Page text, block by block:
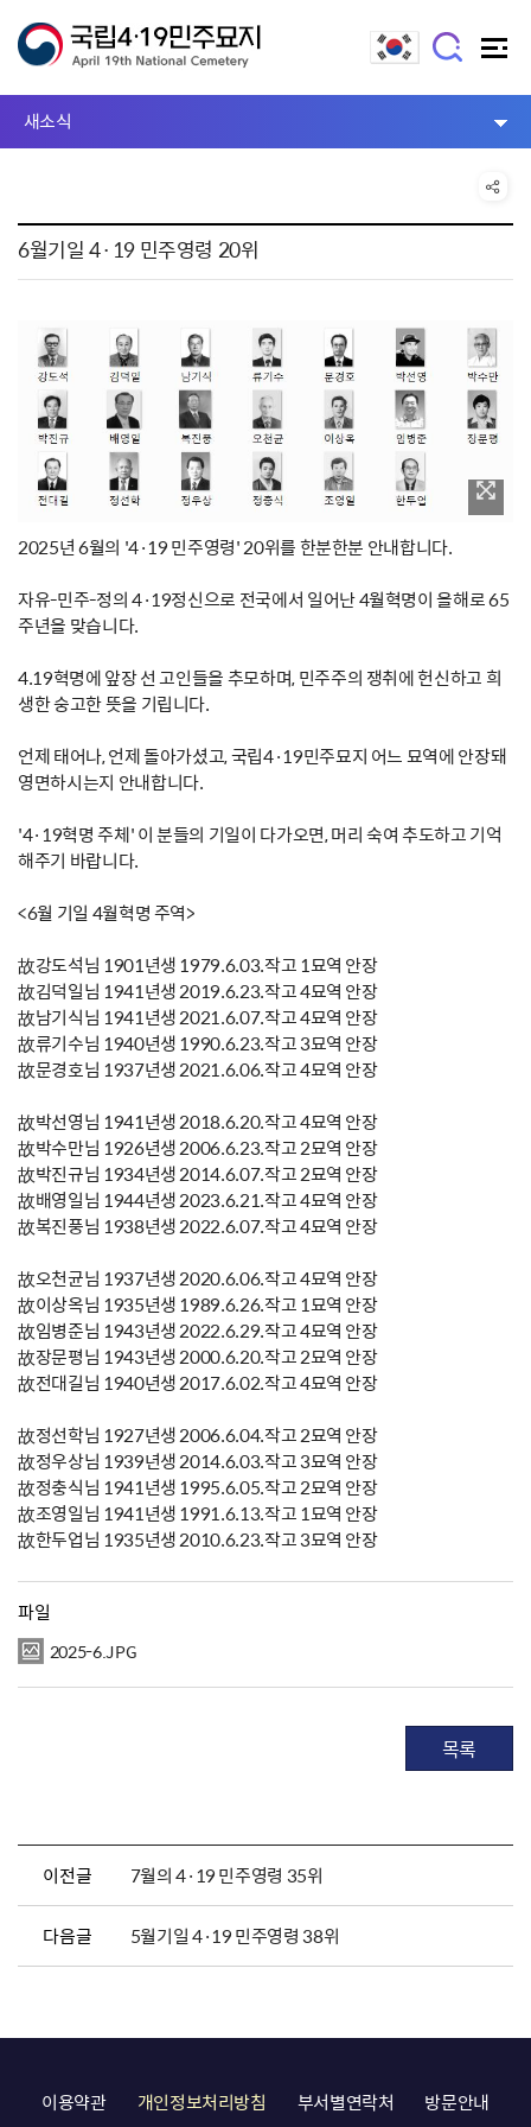
새소식
6월기일 4·19 민주영령 20위
2025년 6월의 '4·19 민주영령' 20위를 한분한분 안내합니다.
자유-민주-정의 4·19정신으로 전국에서 일어난 4월혁명이 올해로 65
주년을 맞습니다.
4.19혁명에 앞장 선 고인들을 추모하며, 민주주의 쟁취에 헌신하고 희
생한 숭고한 뜻을 기립니다.
언제 태어나, 언제 돌아가셨고, 국립4·19민주묘지 어느 묘역에 안장돼
영면하시는지 안내합니다.
'4·19혁명 주체' 이 분들의 기일이 다가오면, 머리 숙여 추도하고 기억
해주기 바랍니다.
<6월 기일 4월혁명 주역>
故강도석님 1901년생 1979.6.03.작고 1묘역 안장
故김덕일님 1941년생 2019.6.23.작고 4묘역 안장
故남기식님 1941년생 2021.6.07.작고 4묘역 안장
故류기수님 1940년생 1990.6.23.작고 3묘역 안장
故문경호님 1937년생 2021.6.06.작고 4묘역 안장
故박선영님 1941년생 2018.6.20.작고 4묘역 안장
故박수만님 1926년생 2006.6.23.작고 2묘역 안장
故박진규님 1934년생 2014.6.07.작고 2묘역 안장
故배영일님 1944년생 2023.6.21.작고 4묘역 안장
故복진풍님 1938년생 2022.6.07.작고 4묘역 안장
故오천균님 1937년생 2020.6.06.작고 4묘역 안장
故이상옥님 1935년생 1989.6.26.작고 1묘역 안장
故임병준님 1943년생 2022.6.29.작고 4묘역 안장
故장문평님 1943년생 2000.6.20.작고 2묘역 안장
故전대길님 1940년생 2017.6.02.작고 4묘역 안장
故정선학님 1927년생 2006.6.04.작고 2묘역 안장
故정우상님 1939년생 2014.6.03.작고 3묘역 안장
故정충식님 1941년생 1995.6.05.작고 2묘역 안장
故조영일님 1941년생 1991.6.13.작고 1묘역 안장
故한두업님 1935년생 2010.6.23.작고 3묘역 안장
파일
2025-6.JPG
목록
이전글 7월의 4·19 민주영령 35위
다음글 5월기일 4·19 민주영령 38위
이용약관 개인정보처리방침 부서별연락처
방문안내